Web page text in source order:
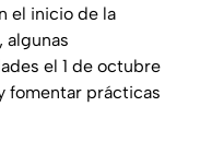
el inicio de la
algunas
el 1 de octubre
fomentar prácticas